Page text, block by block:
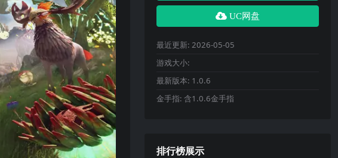
UC网盘
最近更新: 2026-05-05
游戏大小:
最新版本: 1.0.6
金手指: 含1.0.6金手指
排行榜展示